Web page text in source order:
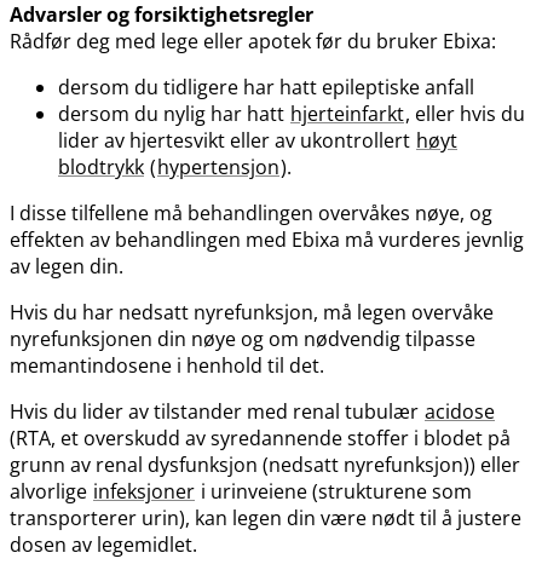
Advarsler og forsiktighetsregler
Rådfør deg med lege eller apotek før du bruker Ebixa:
dersom du tidligere har hatt epileptiske anfall
dersom du nylig har hatt hjerteinfarkt, eller hvis du
lider av hjertesvikt eller av ukontrollert høyt
blodtrykk (hypertensjon).
I disse tilfellene må behandlingen overvåkes nøye, og
effekten av behandlingen med Ebixa må vurderes jevnlig
av legen din.
Hvis du har nedsatt nyrefunksjon, må legen overvåke
nyrefunksjonen din nøye og om nødvendig tilpasse
memantindosene i henhold til det.
Hvis du lider av tilstander med renal tubulær acidose
(RTA, et overskudd av syredannende stoffer i blodet på
grunn av renal dysfunksjon (nedsatt nyrefunksjon)) eller
alvorlige infeksjoner i urinveiene (strukturene som
transporterer urin), kan legen din være nødt til å justere
dosen av legemidlet.